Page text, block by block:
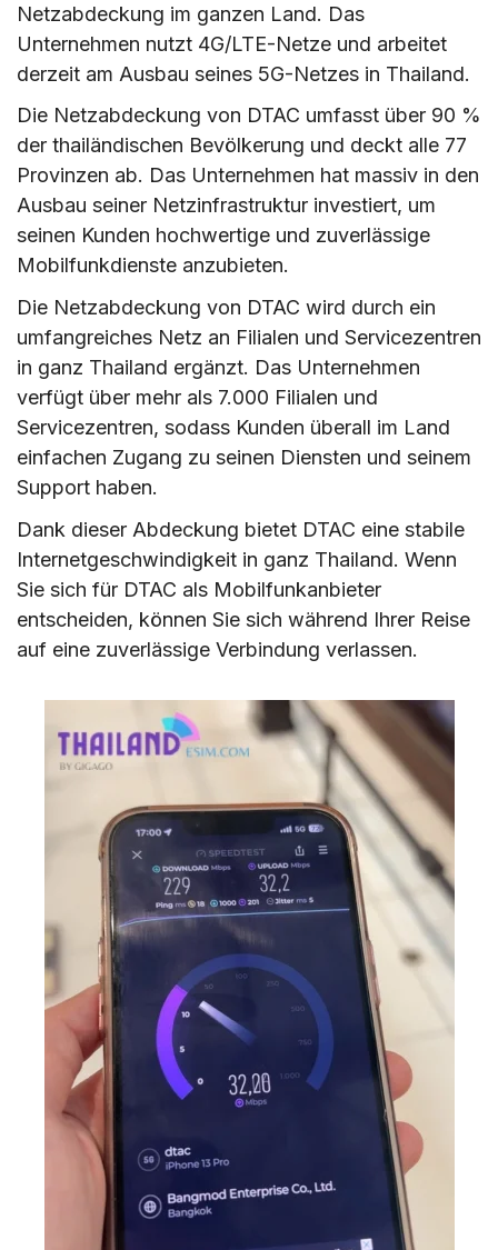
Netzabdeckung im ganzen Land. Das
Unternehmen nutzt 4G/LTE-Netze und arbeitet
derzeit am Ausbau seines 5G-Netzes in Thailand.
Die Netzabdeckung von DTAC umfasst über 90 %
der thailändischen Bevölkerung und deckt alle 77
Provinzen ab. Das Unternehmen hat massiv in den
Ausbau seiner Netzinfrastruktur investiert, um
seinen Kunden hochwertige und zuverlässige
Mobilfunkdienste anzubieten.
Die Netzabdeckung von DTAC wird durch ein
umfangreiches Netz an Filialen und Servicezentren
in ganz Thailand ergänzt. Das Unternehmen
verfügt über mehr als 7.000 Filialen und
Servicezentren, sodass Kunden überall im Land
einfachen Zugang zu seinen Diensten und seinem
Support haben.
Dank dieser Abdeckung bietet DTAC eine stabile
Internetgeschwindigkeit in ganz Thailand. Wenn
Sie sich für DTAC als Mobilfunkanbieter
entscheiden, können Sie sich während Ihrer Reise
auf eine zuverlässige Verbindung verlassen.